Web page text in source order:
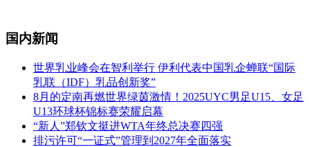
国内新闻
世界乳业峰会在智利举行 伊利代表中国乳企蝉联“国际
乳联（IDF）乳品创新奖”
8月的定南再燃世界绿茵激情！2025UYC男足U15、女足
U13环球杯锦标赛荣耀启幕
“新人”郑钦文挺进WTA年终总决赛四强
排污许可“一证式”管理到2027年全面落实